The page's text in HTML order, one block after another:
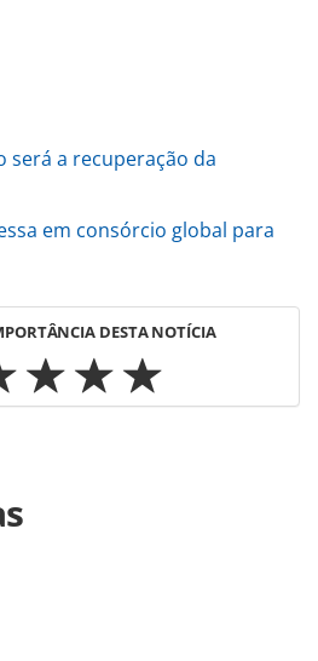
será a recuperação da
em consórcio global para
DESTA NOTÍCIA
coronavirus/superando-o-
tree-porto-alegre-reabrira-no-